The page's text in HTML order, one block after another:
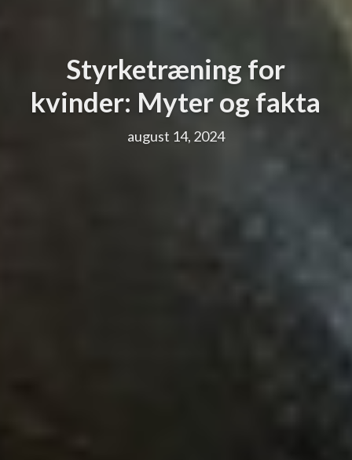
Styrketræning for
kvinder: Myter og fakta
august 14, 2024